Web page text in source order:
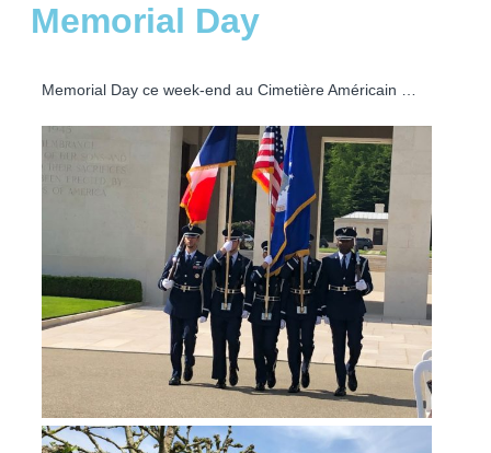
Memorial Day
Memorial Day ce week-end au Cimetière Américain …